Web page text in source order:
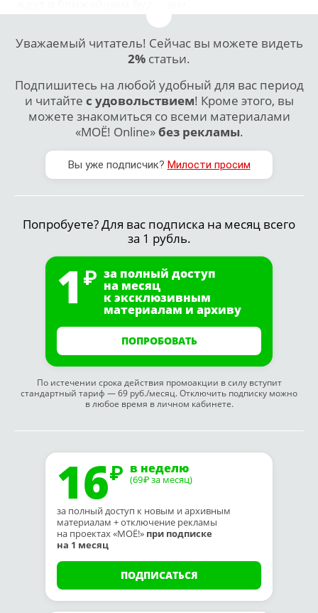
Уважаемый читатель! Сейчас вы можете видеть
2% статьи.
Подпишитесь на любой удобный для вас период
и читайте с удовольствием! Кроме этого, вы
можете знакомиться со всеми материалами
«МОЁ! Online»без рекламы.
Вы уже подписчик? Милости просим
Попробуете? Для вас подписка на месяц всего
за 1 рубль.
1 за полный доступ
на месяц
к эксклюзивным
материалам и архиву
ПОПРОБОВАТЬ
По истечении срока действия промоакции в силу вступит
стандартный тариф — 69 руб./месяц. Отключить подписку можно
в любое время в личном кабинете.
16 в неделю
(69₽ за месяц)
за полный доступ к новым и архивным
материалам + отключение рекламы
на проектах «МОЁ!» при подписке
на 1 месяц
ПОДПИСАТЬСЯ